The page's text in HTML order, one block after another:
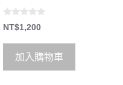
0
o
5
NT$1,200
加入購物車